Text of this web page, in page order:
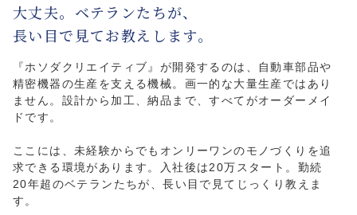
大丈夫。ベテランたちが、
長い目で見てお教えします。
『ホソダクリエイティブ』が開発するのは、自動車部品や
精密機器の生産を支える機械。 画一的な大量生産ではあり
ません。設計から加工、納品まで、すべてがオーダーメイ
ドです。
ここには、未経験からでもオンリーワンのモノづくりを追
求できる環境があります。
入社後は20万スタート。勤続
20年超のベテランたちが、長い目で見てじっくり教えま
す。